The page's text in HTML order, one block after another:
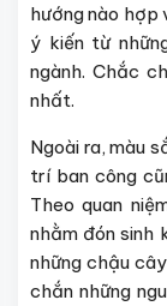
hướng nào hợp
ý kiến từ
ngành. Chắc
nhất.
Ngoài ra, màu
trí ban công
Theo quan
nhằm đón sinh
những chậu
chắn những